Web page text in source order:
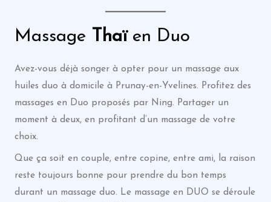
Massage Thaïen Duo
Avez-vous déjà songer à opter pour un massage aux
huiles duo à domicile à Prunay-en-Yvelines. Profitez des
massages en Duo proposés par Ning. Partager un
moment à deux, en profitant d’un massage de votre
choix.
Que ça soit en couple, entre copine, entre ami, la raison
reste toujours bonne pour prendre du bon temps
durant un massage duo. Le massage en DUO se déroule